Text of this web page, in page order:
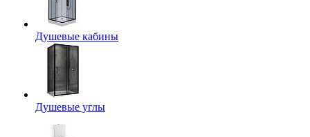
Душевые кабины
Душевые углы